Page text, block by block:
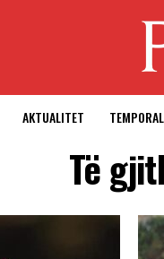
AKTUALITET TEMPORAL
Të